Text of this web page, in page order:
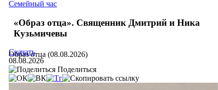
Семейный час
«Образ отца». Священник Дмитрий и Ника
Кузьмичевы
Образ отца (08.08.2026)
Скачать
08.08.2026
Поделиться